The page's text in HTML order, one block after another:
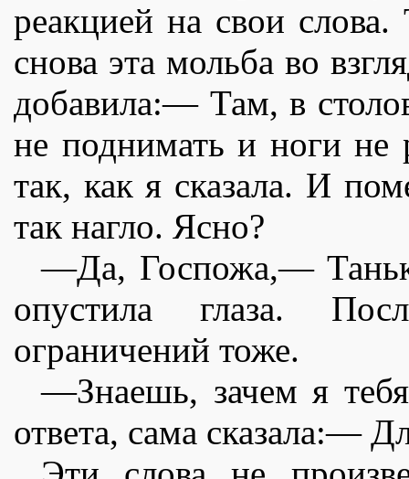
реакцией на свои
снова эта мольба во
добавила:— Там, в
не поднимать и ноги не
так, как я сказала. И
так нагло. Ясно?
—Да, Госпожа,—
опустила глаза.
ограничений тоже.
—Знаешь, зачем я
ответа, сама сказала:—